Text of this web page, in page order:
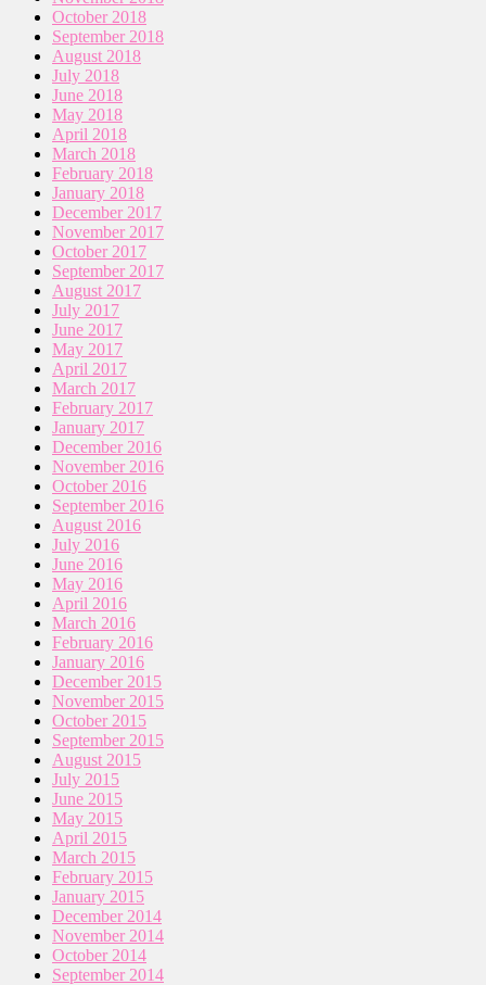
October 2018
September 2018
August 2018
July 2018
June 2018
May 2018
April 2018
March 2018
February 2018
January 2018
December 2017
November 2017
October 2017
September 2017
August 2017
July 2017
June 2017
May 2017
April 2017
March 2017
February 2017
January 2017
December 2016
November 2016
October 2016
September 2016
August 2016
July 2016
June 2016
May 2016
April 2016
March 2016
February 2016
January 2016
December 2015
November 2015
October 2015
September 2015
August 2015
July 2015
June 2015
May 2015
April 2015
March 2015
February 2015
January 2015
December 2014
November 2014
October 2014
September 2014